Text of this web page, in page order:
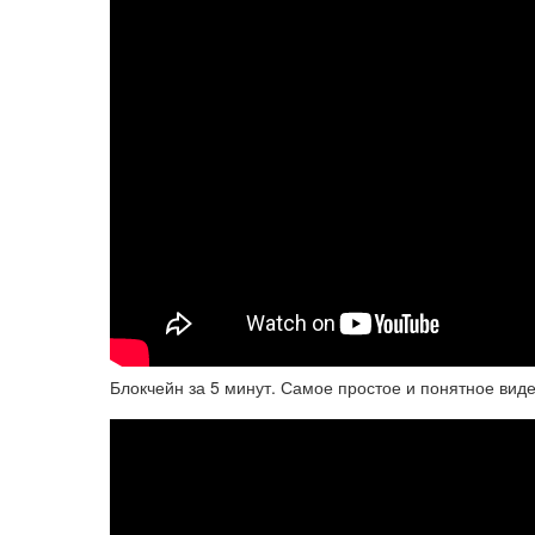
Блокчейн за 5 минут. Самое простое и понятное